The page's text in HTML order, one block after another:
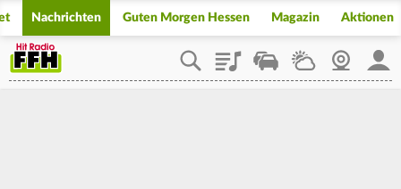
Nachrichten Guten Morgen Hessen Magazin Aktionen
PlaylistStaupilotWetterWebcam